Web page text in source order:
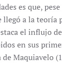
es que,
llegó a la
el influjo
en sus
Maquiavelo